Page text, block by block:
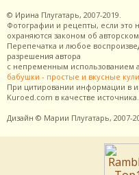
© Ирина Плугатарь, 2007-2019.
Фотографии и рецепты, если это
охраняются законом об авторском
Перепечатка и любое
разрешения автора
с непременным использованием
бабушки - простые и вкусные
При цитировании информации в
Kuroed.com в качестве источника.
Дизайн © Марии Плугатарь, 2007-